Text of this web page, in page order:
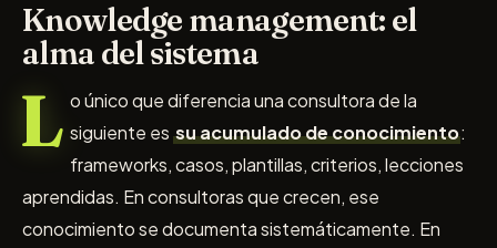
Knowledge management: el
alma del sistema
L o único que diferencia una consultora de la
siguiente essu acumulado de conocimiento:
frameworks, casos, plantillas, criterios, lecciones
aprendidas. En consultoras que crecen, ese
conocimiento se documenta sistemáticamente. En